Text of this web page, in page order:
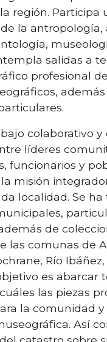
región. Participa
la antropología,
salidas a
profesional
colaborativo y
líderes
funcionarios y
misión
localidad. Se
de
las comunas de
Río
es abarcar
las piezas
la comunidad y
Así